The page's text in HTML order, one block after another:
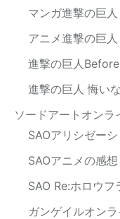
マンガ進撃の巨人
アニメ進撃の巨人
進撃の巨人
進撃の巨人 悔い
ソードアートオンラ
SAOアリシゼー
SAOアニメの感想
SAO Re:ホロウ
ガンゲイルオン